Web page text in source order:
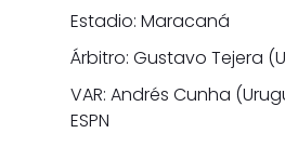
Estadio: Maracaná
Árbitro: Gustavo Tejera
VAR: Andrés Cunha
ESPN